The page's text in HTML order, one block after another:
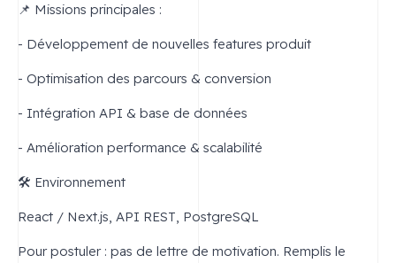
📌 Missions principales :
- Développement de nouvelles features produit
- Optimisation des parcours & conversion
- Intégration API & base de données
- Amélioration performance & scalabilité
🛠️ Environnement
React / Next.js, API REST, PostgreSQL
Pour postuler : pas de lettre de motivation. Remplis le